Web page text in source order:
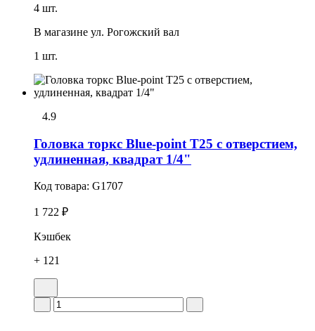
4 шт.
В магазине ул. Рогожский вал
1 шт.
4.9
Головка тоpкс Blue-point T25 с отверстием,
удлиненная, квадрат 1/4"
Код товара: G1707
1 722 ₽
Кэшбек
+ 121